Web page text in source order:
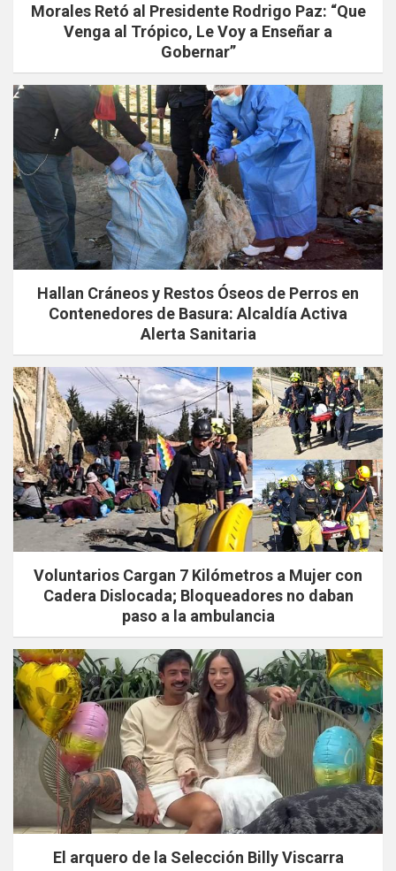
Morales Retó al Presidente Rodrigo Paz: “Que
Venga al Trópico, Le Voy a Enseñar a
Gobernar”
Hallan Cráneos y Restos Óseos de Perros en
Contenedores de Basura: Alcaldía Activa
Alerta Sanitaria
Voluntarios Cargan 7 Kilómetros a Mujer con
Cadera Dislocada; Bloqueadores no daban
paso a la ambulancia
El arquero de la Selección Billy Viscarra